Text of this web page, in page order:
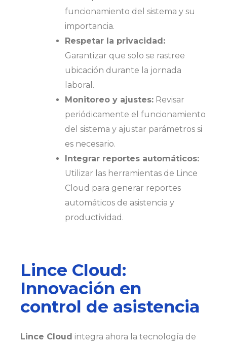
funcionamiento del sistema y su
importancia.
Respetar la privacidad:
Garantizar que solo se rastree
ubicación durante la jornada
laboral.
Monitoreo y ajustes: Revisar
periódicamente el funcionamiento
del sistema y ajustar parámetros si
es necesario.
Integrar reportes automáticos:
Utilizar las herramientas de Lince
Cloud para generar reportes
automáticos de asistencia y
productividad.
Lince Cloud:
Innovación en
control de asistencia
Lince Cloud integra ahora la tecnología de